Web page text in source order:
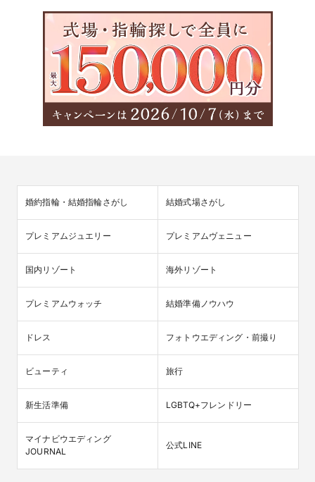
婚約指輪・結婚指輪さがし 結婚式場さがし
プレミアムジュエリー プレミアムヴェニュー
国内リゾート 海外リゾート
プレミアムウォッチ 結婚準備ノウハウ
ドレス フォトウエディング・前撮り
ビューティ 旅行
新生活準備 LGBTQ+フレンドリー
マイナビウエディング
JOURNAL
公式LINE